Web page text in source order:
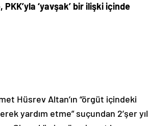
PKK’yla ‘yavşak’ bir ilişki içinde
Hüsrev Altan’ın “örgüt içindeki
yardım etme” suçundan 2’şer yıl